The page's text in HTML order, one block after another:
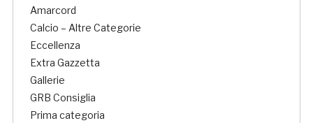
Amarcord
Calcio – Altre Categorie
Eccellenza
Extra Gazzetta
Gallerie
GRB Consiglia
Prima categoria